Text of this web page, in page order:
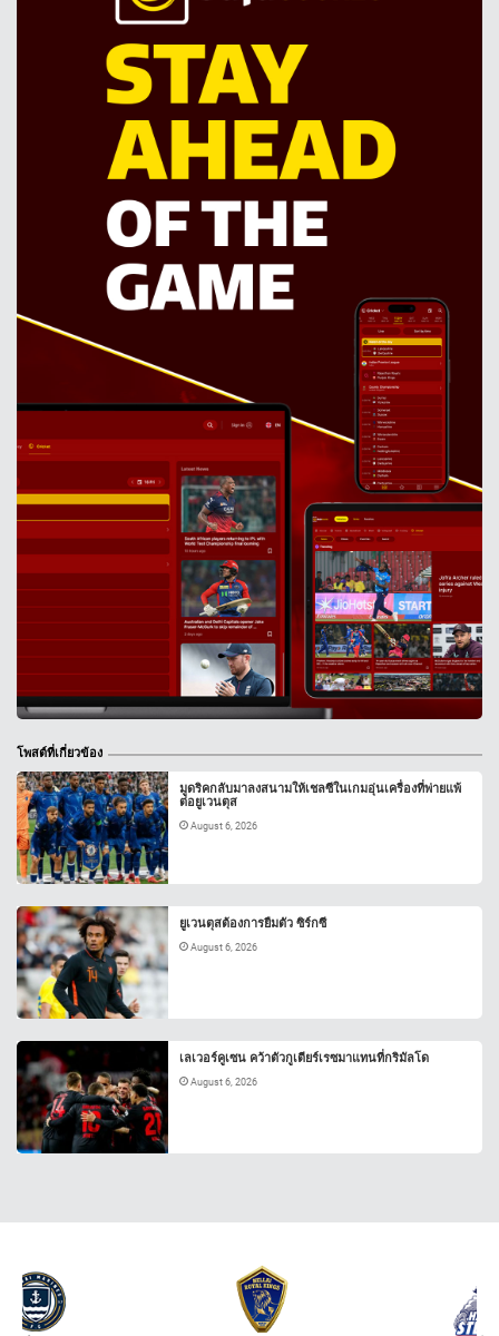
โพสต์ที่เกี่ยวข้อง
มูดริคกลับมาลงสนามให้เชลซีในเกมอุ่นเครื่องที่พ่ายแพ้
ต่อยูเวนตุส
August 6, 2026
ยูเวนตุสต้องการยืมตัว ซิร์กซี
August 6, 2026
เลเวอร์คูเซน คว้าตัวกูเตียร์เรซมาแทนที่กริมัลโด
August 6, 2026